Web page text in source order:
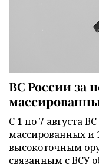
ВС России за
С 1 по 7 августа
массированных и
высокоточным
связанным с ВСУ